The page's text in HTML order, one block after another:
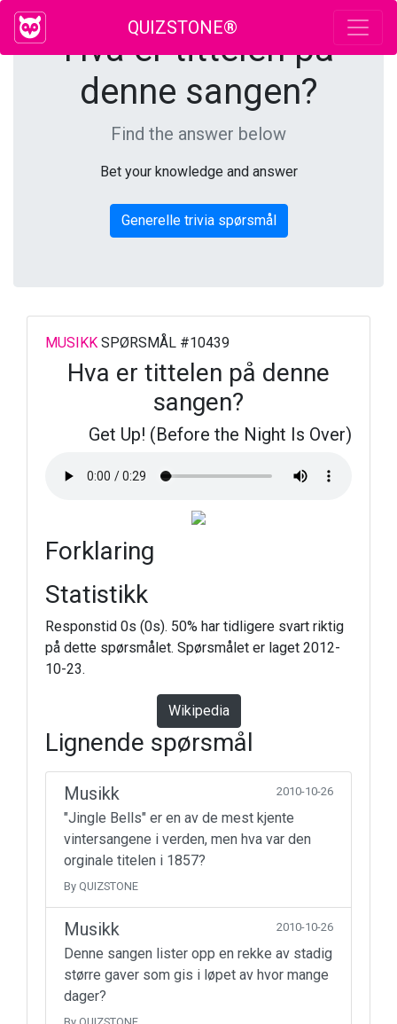
QUIZSTONE®
Hva er tittelen på
denne sangen?
Find the answer below
Bet your knowledge and answer
Generelle trivia spørsmål
MUSIKK SPØRSMÅL #10439
Hva er tittelen på denne
sangen?
Get Up! (Before the Night Is Over)
Forklaring
Statistikk
Responstid 0s (0s). 50% har tidligere svart riktig
på dette spørsmålet. Spørsmålet er laget 2012-
10-23.
Wikipedia
Lignende spørsmål
Musikk 2010-10-26
"Jingle Bells" er en av de mest kjente
vintersangene i verden, men hva var den
orginale titelen i 1857?
By QUIZSTONE
Musikk 2010-10-26
Denne sangen lister opp en rekke av stadig
større gaver som gis i løpet av hvor mange
dager?